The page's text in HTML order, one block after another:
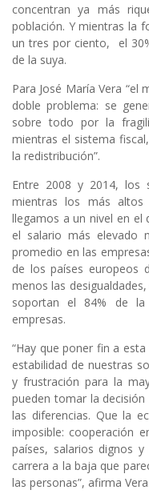
concentran ya más
población. Y mientras la
un tres por ciento, el
de la suya.
Para José María Vera “el
doble problema: se
sobre todo por la
mientras el sistema
la redistribución”.
Entre 2008 y 2014, los
mientras los más
llegamos a un nivel en el
el salario más elevado
promedio en las
de los países europeos
menos las
soportan el 84% de
empresas.
“Hay que poner fin a
estabilidad de nuestras
y frustración para la
pueden tomar la
las diferencias. Que la
imposible: cooperación
países, salarios dignos
carrera a la baja que
las personas”, afirma Vera.